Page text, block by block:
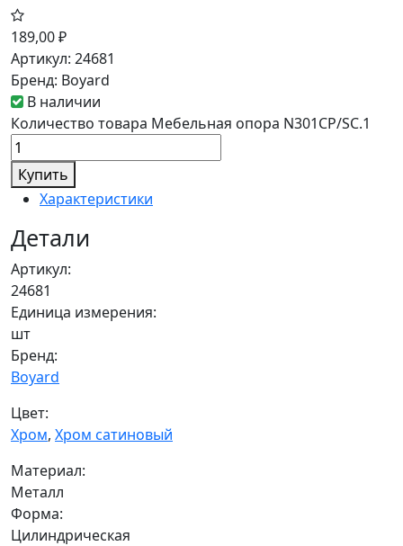
189,00₽
Артикул: 24681
Бренд: Boyard
В наличии
Количество товара Мебельная опора N301CP/SC.1
Купить
Характеристики
Детали
Артикул:
24681
Единица измерения:
шт
Бренд:
Boyard
Цвет:
Хром, Хром сатиновый
Материал:
Металл
Форма:
Цилиндрическая